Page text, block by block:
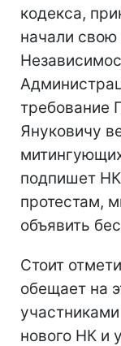
кодекса,
начали
требование
Януковичу
подпишет
протестам,
объявить
Стоит
обещает на
нового НК и